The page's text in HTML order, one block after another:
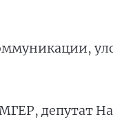
депутат